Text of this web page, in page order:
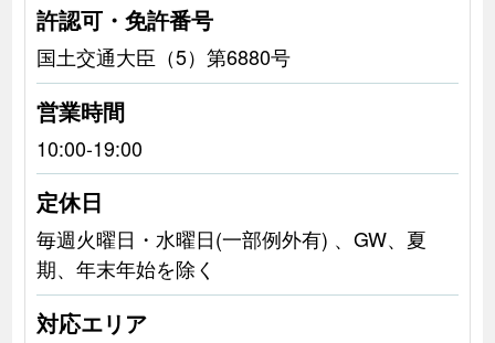
許認可・免許番号
国土交通大臣（5）第6880号
営業時間
10:00-19:00
定休日
毎週火曜日・水曜日(一部例外有) 、GW、夏
期、年末年始を除く
対応エリア